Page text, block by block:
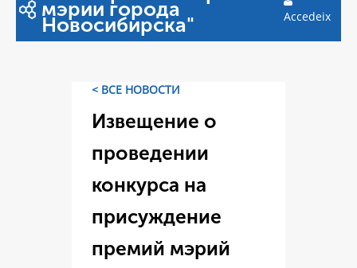
мэрии города
Новосибирска" Accedeix
< ВСЕ НОВОСТИ
Извещение о
проведении
конкурса на
присуждение
премий мэрий